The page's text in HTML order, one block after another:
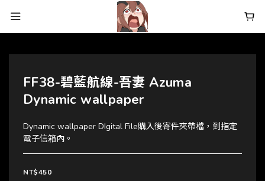
FF38-碧藍航線-吾妻 Azuma
Dynamic wallpaper
Dynamic wallpaper DIgital File購入後寄件夾帶檔，到指定
電子信箱內。
NT$450